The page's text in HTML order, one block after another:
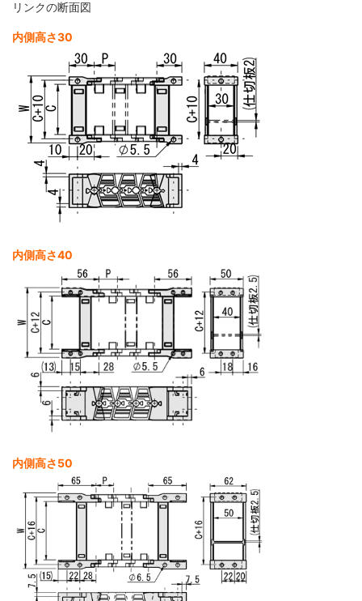
リンクの断面図
内側高さ30
内側高さ40
内側高さ50